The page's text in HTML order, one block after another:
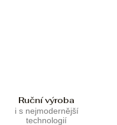
Ruční výroba
i s nejmodernější
technologií